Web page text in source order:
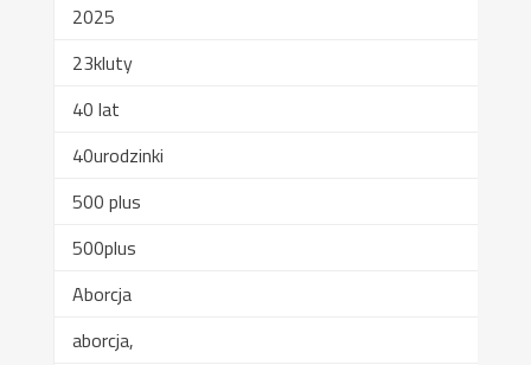
2025
23kluty
40 lat
40urodzinki
500 plus
500plus
Aborcja
aborcja,